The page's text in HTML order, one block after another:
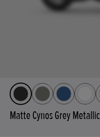
Matte Cynos Grey Metallic